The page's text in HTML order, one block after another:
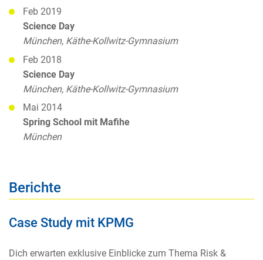
Feb 2019
Science Day
München, Käthe-Kollwitz-Gymnasium
Feb 2018
Science Day
München, Käthe-Kollwitz-Gymnasium
Mai 2014
Spring School mit Mafihe
München
Berichte
Case Study mit KPMG
Dich erwarten exklusive Einblicke zum Thema Risk &